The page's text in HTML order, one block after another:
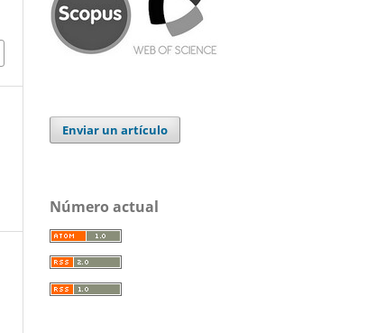
Enviar un artículo
Número actual